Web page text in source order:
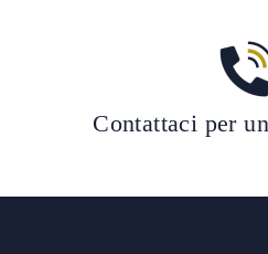
Contattaci per